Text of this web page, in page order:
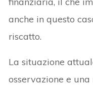
anche in questo
riscatto.
La situazione
osservazione e